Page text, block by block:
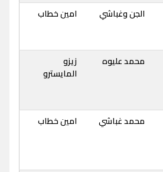
الجن وغباشي امين خطاب
محمد عليوه
زيزو
المايسترو
محمد غباشي امين خطاب